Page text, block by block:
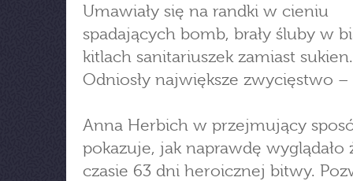
Umawiały się na randki w cieniu
spadających bomb, brały śluby w
kitlach sanitariuszek zamiast sukien.
Odniosły największe zwycięstwo –
Anna Herbich w przejmujący
pokazuje, jak naprawdę wyglądało
czasie 63 dni heroicznej bitwy.